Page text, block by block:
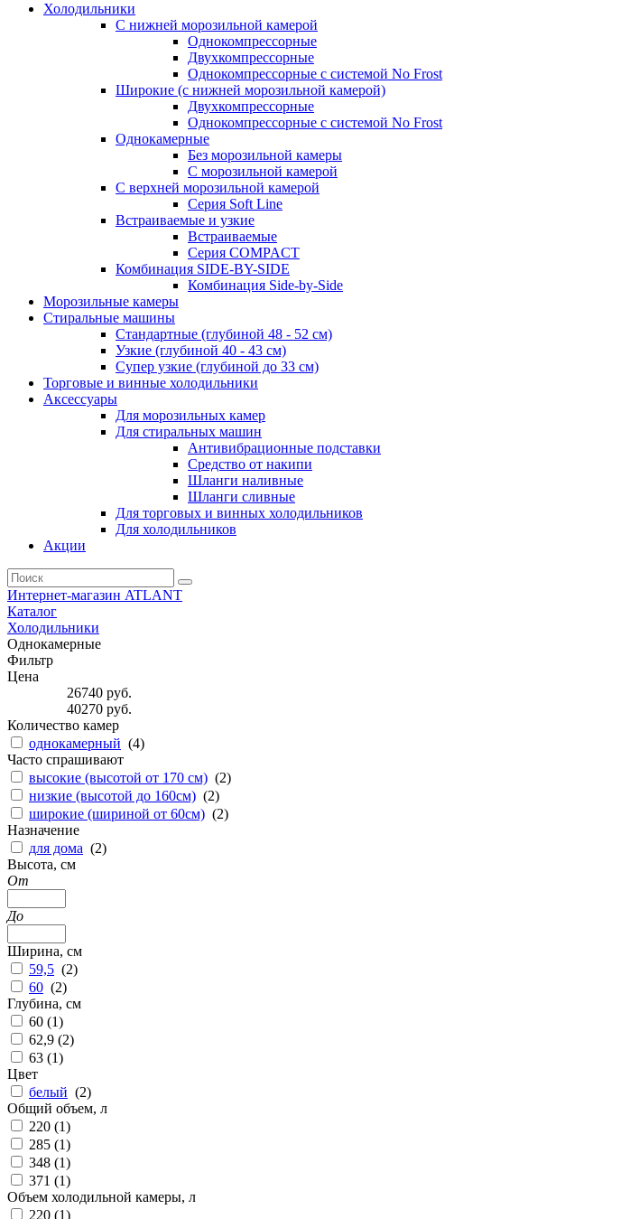
Холодильники
С нижней морозильной камерой
Однокомпрессорные
Двухкомпрессорные
Однокомпрессорные с системой No Frost
Широкие (с нижней морозильной камерой)
Двухкомпрессорные
Однокомпрессорные с системой No Frost
Однокамерные
Без морозильной камеры
С морозильной камерой
С верхней морозильной камерой
Серия Soft Line
Встраиваемые и узкие
Встраиваемые
Серия СOMPACT
Комбинация SIDE-BY-SIDE
Комбинация Side-by-Side
Морозильные камеры
Стиральные машины
Стандартные (глубиной 48 - 52 см)
Узкие (глубиной 40 - 43 см)
Супер узкие (глубиной до 33 см)
Торговые и винные холодильники
Аксессуары
Для морозильных камер
Для стиральных машин
Антивибрационные подставки
Средство от накипи
Шланги наливные
Шланги сливные
Для торговых и винных холодильников
Для холодильников
Акции
Интернет-магазин ATLANT
Каталог
Холодильники
Однокамерные
Фильтр
Цена
26740 руб.
40270 руб.
Количество камер
однокамерный (4)
Часто спрашивают
высокие (высотой от 170 см) (2)
низкие (высотой до 160см) (2)
широкие (шириной от 60см) (2)
Назначение
для дома (2)
Высота, см
От
До
Ширина, см
59,5 (2)
60 (2)
Глубина, см
60 (1)
62,9 (2)
63 (1)
Цвет
белый (2)
Общий объем, л
220 (1)
285 (1)
348 (1)
371 (1)
Объем холодильной камеры, л
220 (1)